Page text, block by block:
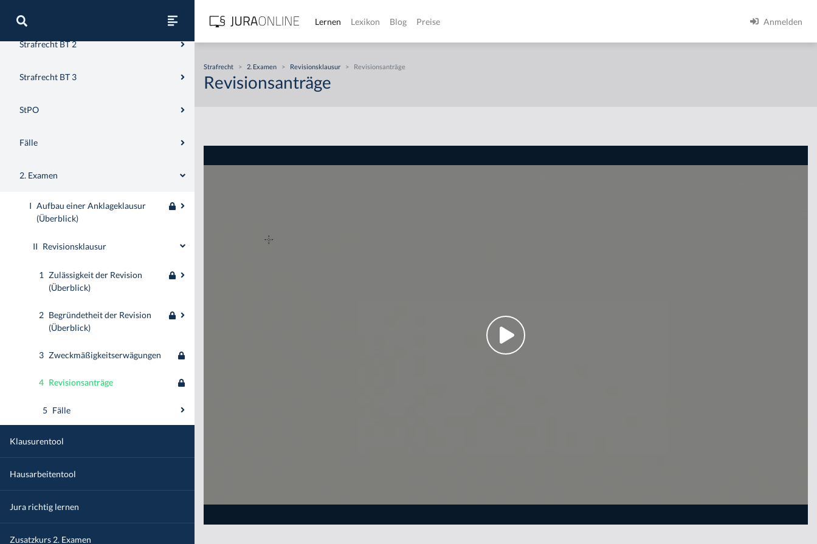
Strafrecht BT 2
Strafrecht BT 3
StPO
Fälle
2. Examen
I Aufbau einer Anklageklausur
(Überblick)
II Revisionsklausur
1 Zulässigkeit der Revision
(Überblick)
2 Begründetheit der Revision
(Überblick)
3 Zweckmäßigkeitserwägungen
4 Revisionsanträge
5 Fälle
Klausurentool
Hausarbeitentool
Jura richtig lernen
Zusatzkurs 2. Examen
Lernen Lexikon Blog Preise Anmelden
Strafrecht > 2. Examen > Revisionsklausur > Revisionsanträge
Revisionsanträge